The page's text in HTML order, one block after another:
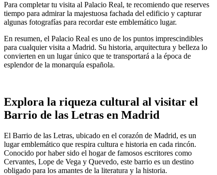
Para completar tu visita al Palacio Real, te recomiendo que reserves
tiempo para admirar la majestuosa fachada del edificio y capturar
algunas fotografías para recordar este emblemático lugar.
En resumen, el Palacio Real es uno de los puntos imprescindibles
para cualquier visita a Madrid. Su historia, arquitectura y belleza lo
convierten en un lugar único que te transportará a la época de
esplendor de la monarquía española.
Explora la riqueza cultural al visitar el
Barrio de las Letras en Madrid
El Barrio de las Letras, ubicado en el corazón de Madrid, es un
lugar emblemático que respira cultura e historia en cada rincón.
Conocido por haber sido el hogar de famosos escritores como
Cervantes, Lope de Vega y Quevedo, este barrio es un destino
obligado para los amantes de la literatura y la historia.